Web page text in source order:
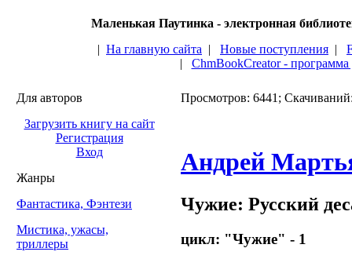
Маленькая Паутинка - электронная
| На главную сайта | Новые поступления |
| ChmBookCreator -
Для авторов
Загрузить книгу на сайт
Регистрация
Вход
Жанры
Фантастика, Фэнтези
Мистика, ужасы,
триллеры
Просмотров: 6441;
Андрей
Чужие: Русский
цикл: "Чужие" - 1